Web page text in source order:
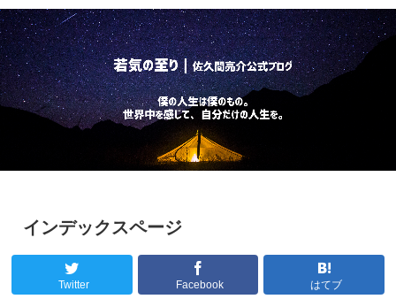
インデックスページ
Twitter Facebook はてブ